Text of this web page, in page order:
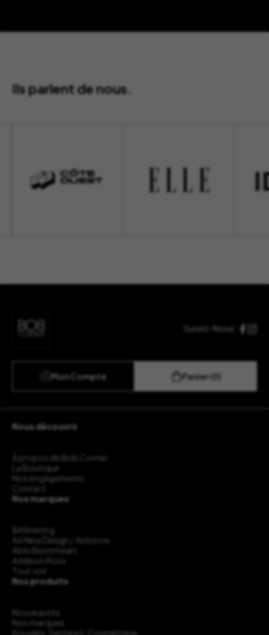
Ils parlent de nous.
Suivez-Nous :
Mon Compte Panier (0)
Nous découvrir
À propos de Bob Corner
La Boutique
Nos engagements
Contact
Nos marques
&Klevering
AA New Design / Airborne
Ablo Blommeart
Addison Ross
Tout voir
Nos produits
Nouveautés
Nos marques